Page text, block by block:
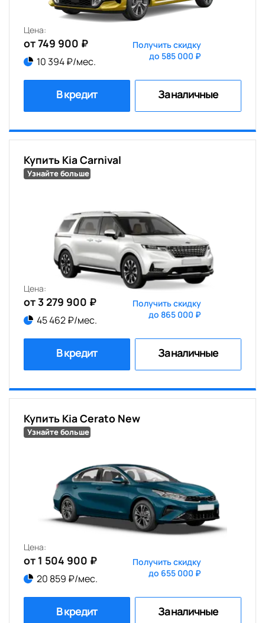
Цена:
от 749 900 ₽
10 394 ₽/мес.
Получить скидку
до 585 000 ₽
В кредит За наличные
Купить Kia Carnival
Узнайте больше
Цена:
от 3 279 900 ₽
45 462 ₽/мес.
Получить скидку
до 865 000 ₽
В кредит За наличные
Купить Kia Cerato New
Узнайте больше
Цена:
от 1 504 900 ₽
20 859 ₽/мес.
Получить скидку
до 655 000 ₽
В кредит За наличные